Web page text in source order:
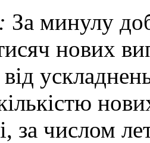
За минулу
нових
за числом